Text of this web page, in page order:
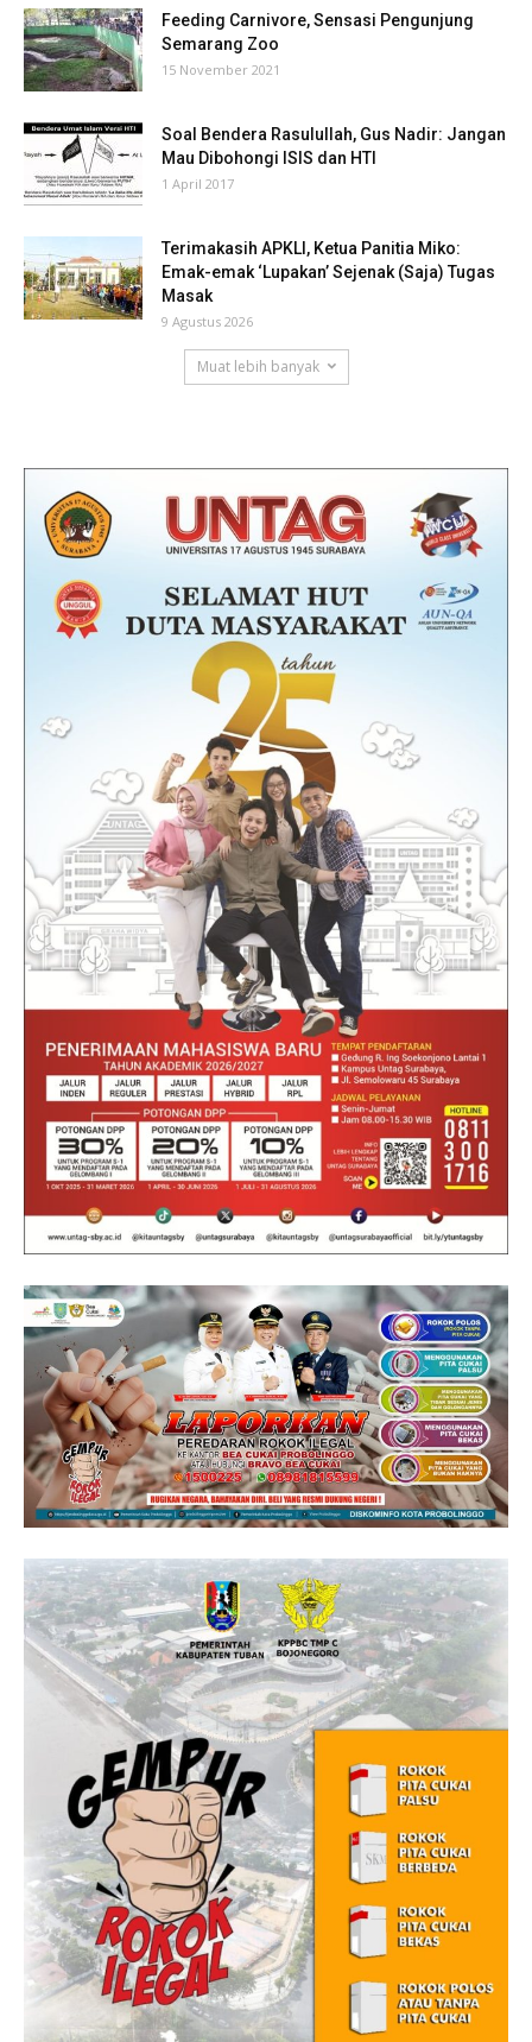
Feeding Carnivore, Sensasi Pengunjung
Semarang Zoo
15 November 2021
Soal Bendera Rasulullah, Gus Nadir: Jangan
Mau Dibohongi ISIS dan HTI
1 April 2017
Terimakasih APKLI, Ketua Panitia Miko:
Emak-emak ‘Lupakan’ Sejenak (Saja) Tugas
Masak
9 Agustus 2026
Muat lebih banyak